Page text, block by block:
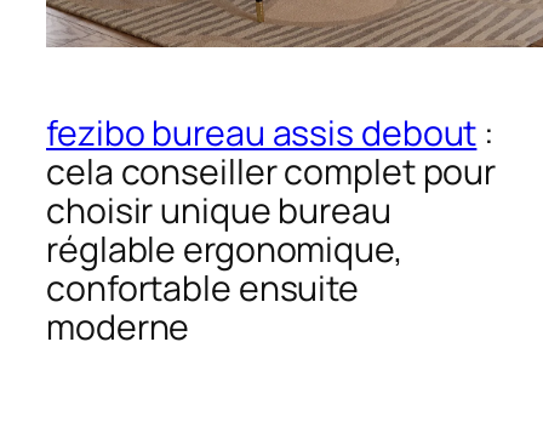
fezibo bureau assis debout :
cela conseiller complet pour
choisir unique bureau
réglable ergonomique,
confortable ensuite
moderne